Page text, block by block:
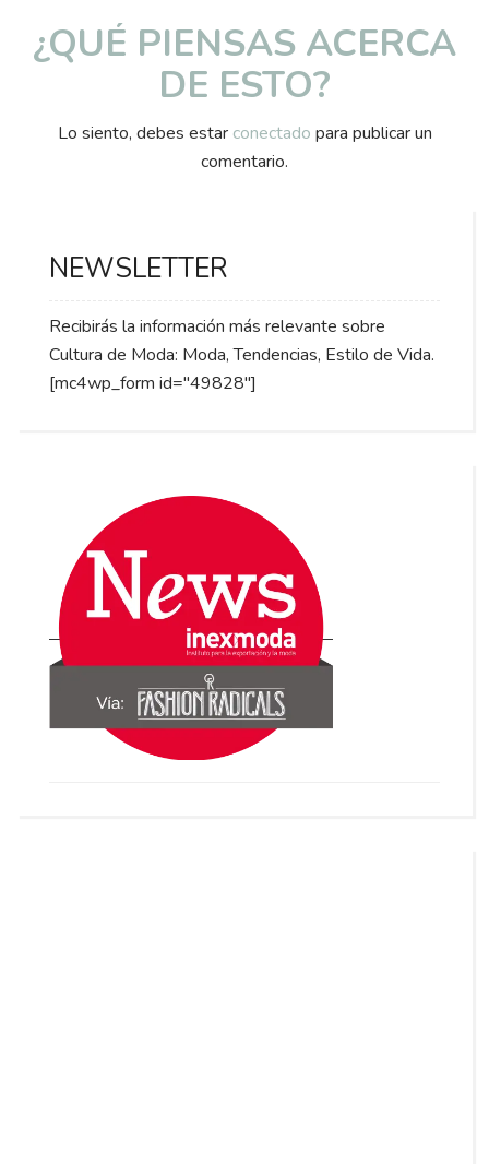
¿QUÉ PIENSAS ACERCA
DE ESTO?
Lo siento, debes estar conectado para publicar un
comentario.
NEWSLETTER
Recibirás la información más relevante sobre
Cultura de Moda: Moda, Tendencias, Estilo de Vida.
[mc4wp_form id="49828"]